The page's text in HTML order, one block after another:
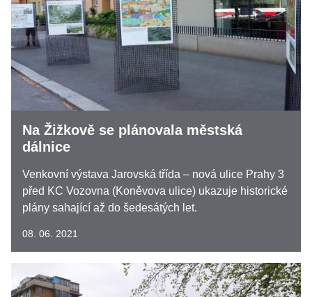
Na Žižkově se plánovala městská
dálnice
Venkovní výstava Jarovská třída – nová ulice Prahy 3
před KC Vozovna (Koněvova ulice) ukazuje historické
plány sahající až do šedesátých let.
08. 06. 2021